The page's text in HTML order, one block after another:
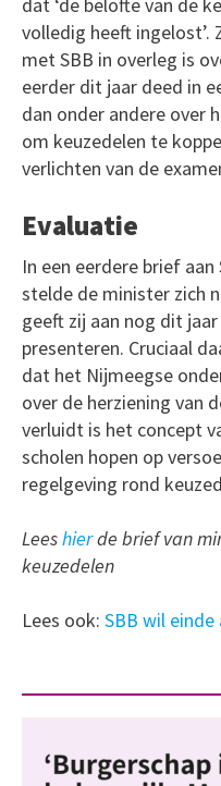
volledig heeft
met SBB in overleg is
eerder dit jaar deed in
dan onder andere over
om keuzedelen te
verlichten van de
Evaluatie
In een eerdere brief
stelde de minister zich
geeft zij aan nog dit jaar
presenteren. Cruciaal
dat het Nijmeegse
over de herziening van
verluidt is het concept
scholen hopen op
regelgeving rond
Leeshierde brief van
keuzedelen
Lees ook: SBB wil